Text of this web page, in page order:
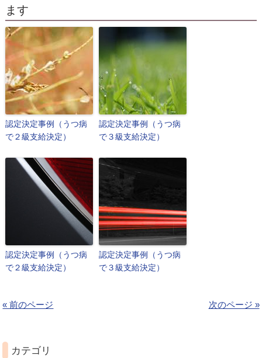
ます
認定決定事例（うつ病
で２級支給決定）
認定決定事例（うつ病
で３級支給決定）
認定決定事例（うつ病
で２級支給決定）
認定決定事例（うつ病
で３級支給決定）
« 前のページ 次のページ »
カテゴリ